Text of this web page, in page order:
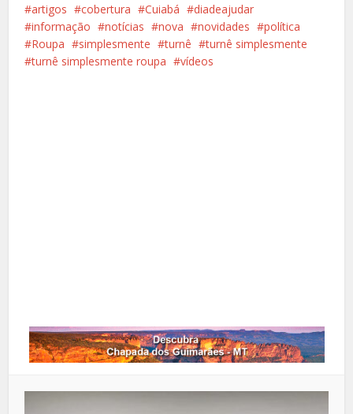
artigos cobertura Cuiabá
diadeajudar
informação
notícias nova novidades
política
Roupa
simplesmente turnê
turnê simplesmente
turnê simplesmente roupa
vídeos